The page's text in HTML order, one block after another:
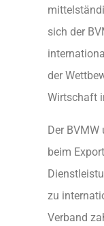
sich der
der
Wirtschaft
Der
beim
zu
Verband